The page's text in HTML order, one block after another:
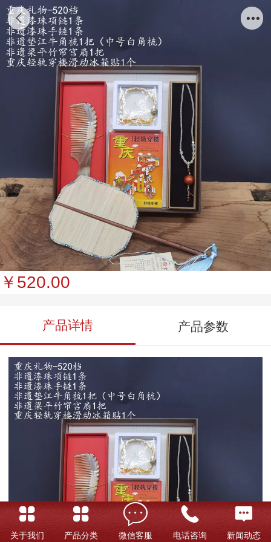
重庆礼物组合礼盒-520档出国
￥520.00
产品详情 产品参数
关于我们 产品分类 微信客服 电话咨询 新闻动态